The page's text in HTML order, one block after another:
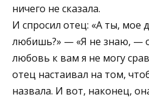
ничего не сказала.
И спросил отец: «А ты, мое
любишь?» — «Я не знаю, —
любовь к вам я не могу
отец настаивал на том,
назвала. И вот, наконец,